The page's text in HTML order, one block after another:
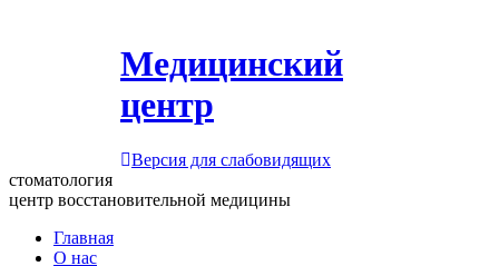
Медицинский
центр
Версия для слабовидящих
стоматология
центр восстановительной медицины
Главная
О нас